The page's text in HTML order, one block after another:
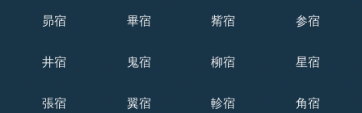
昴宿 畢宿 觜宿 参宿
井宿 鬼宿 柳宿 星宿
張宿 翼宿 軫宿 角宿